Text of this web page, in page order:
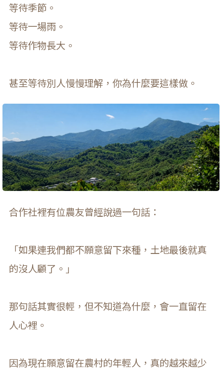
等待季節。
等待一場雨。
等待作物長大。
甚至等待別人慢慢理解，你為什麼要這樣做。
合作社裡有位農友曾經說過一句話：
「如果連我們都不願意留下來種，土地最後就真
的沒人顧了。」
那句話其實很輕，但不知道為什麼，會一直留在
人心裡。
因為現在願意留在農村的年輕人，真的越來越少